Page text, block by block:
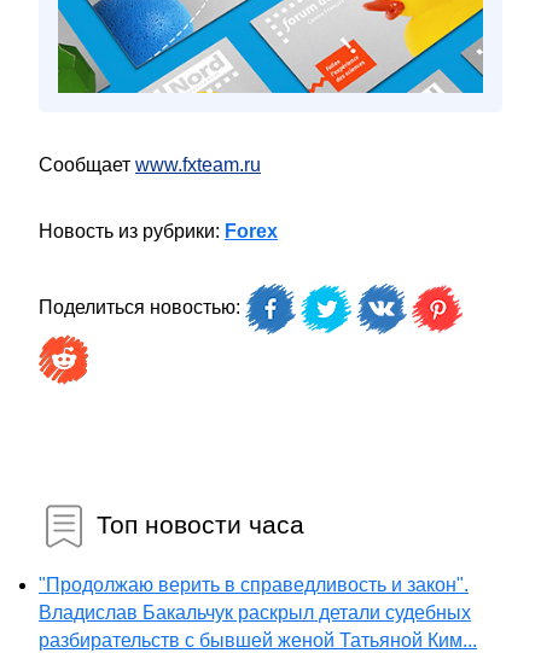
Сообщает www.fxteam.ru
Новость из рубрики: Forex
Поделиться новостью:
Топ новости часа
"Продолжаю верить в справедливость и закон".
Владислав Бакальчук раскрыл детали судебных
разбирательств с бывшей женой Татьяной Ким...